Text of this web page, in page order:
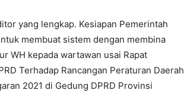
yang lengkap. Kesiapan Pemerintah
membuat sistem dengan membina
WH kepada wartawan usai Rapat
Terhadap Rancangan Peraturan Daerah
2021 di Gedung DPRD Provinsi